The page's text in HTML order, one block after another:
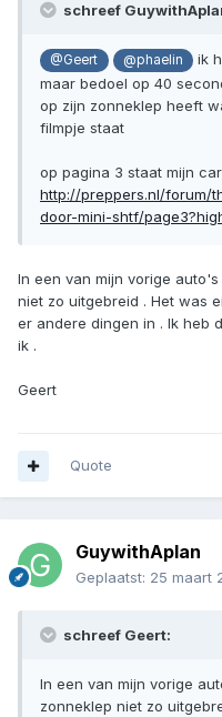
schreef
@Geert @phaelin
ik
maar bedoel op 40
op zijn zonneklep heeft
filmpje staat
op pagina 3 staat mijn
http://preppers.nl/forum/
door-mini-shtf/
In een van mijn vorige
niet zo uitgebreid . Het was
er andere dingen in . Ik heb
ik .
Geert
Quote
GuywithAplan
Geplaatst: 25 maart
schreef Geert:
In een van mijn vorige
zonneklep niet zo